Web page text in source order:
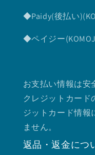
◆Paidy(後払い
◆ペイジー
お支払い情報は安
クレジットカード
ジットカード情報
ません。
返品・返金につ